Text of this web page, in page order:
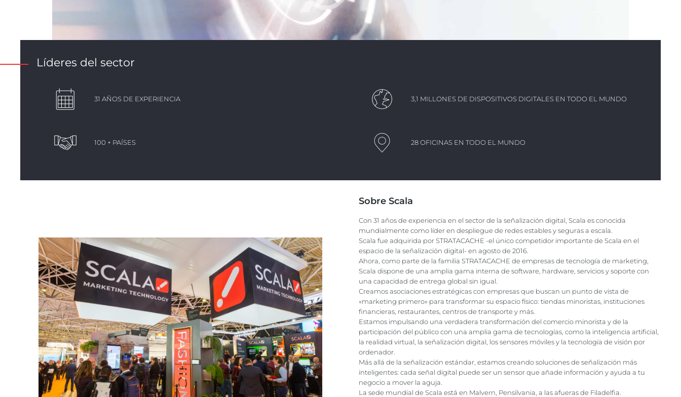
Líderes del sector
31 AÑOS DE EXPERIENCIA 3,1 MILLONES DE DISPOSITIVOS DIGITALES EN TODO EL MUNDO
100 + PAÍSES 28 OFICINAS EN TODO EL MUNDO
Sobre Scala
Con 31 años de experiencia en el sector de la señalización digital, Scala es conocida
mundialmente como líder en despliegue de redes estables y seguras a escala.
Scala fue adquirida por STRATACACHE -el único competidor importante de Scala en el
espacio de la señalización digital- en agosto de 2016.
Ahora, como parte de la familia STRATACACHE de empresas de tecnología de marketing,
Scala dispone de una amplia gama interna de software, hardware, servicios y soporte con
una capacidad de entrega global sin igual.
Creamos asociaciones estratégicas con empresas que buscan un punto de vista de
«marketing primero» para transformar su espacio físico: tiendas minoristas, instituciones
financieras, restaurantes, centros de transporte y más.
Estamos impulsando una verdadera transformación del comercio minorista y de la
participación del público con una amplia gama de tecnologías, como la inteligencia artificial,
la realidad virtual, la señalización digital, los sensores móviles y la tecnología de visión por
ordenador.
Más allá de la señalización estándar, estamos creando soluciones de señalización más
inteligentes: cada señal digital puede ser un sensor que añade información y ayuda a tu
negocio a mover la aguja.
La sede mundial de Scala está en Malvern, Pensilvania, a las afueras de Filadelfia.